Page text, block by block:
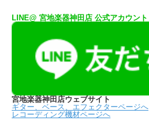
LINE@ 宮地楽器神田店 公式アカウント
宮地楽器神田店ウェブサイト
ギター、ベース、エフェクターページへ
レコーディング機材ページへ